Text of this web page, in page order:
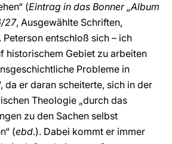
(Eintrag in das Bonner „Album
27, Ausgewählte Schriften,
Peterson entschloß sich – ich
historischem Gebiet zu arbeiten
Probleme in
da er daran scheiterte, sich in der
Theologie „durch das
zu den Sachen selbst
(ebd.). Dabei kommt er immer